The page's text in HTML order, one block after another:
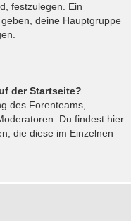
festzulegen. Ein
deine Hauptgruppe
der Startseite?
des Forenteams,
Du findest hier
die diese im Einzelnen